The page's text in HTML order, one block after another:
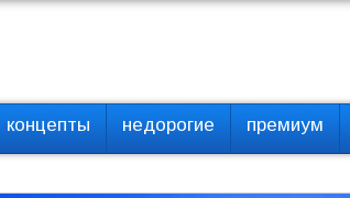
концепты недорогие премиум